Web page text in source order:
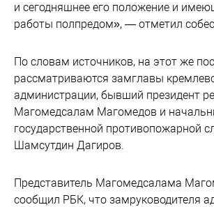
и сегодняшнее его положение и
работы полпредом», — отметил
По словам источников, на этот же
рассматриваются замглавы
администрации, бывший президент
Магомедсалам Магомедов и
государственной противопожарной
Шамсутдин Дагиров.
Представитель Магомедсалама
сообщил РБК, что замруководителя